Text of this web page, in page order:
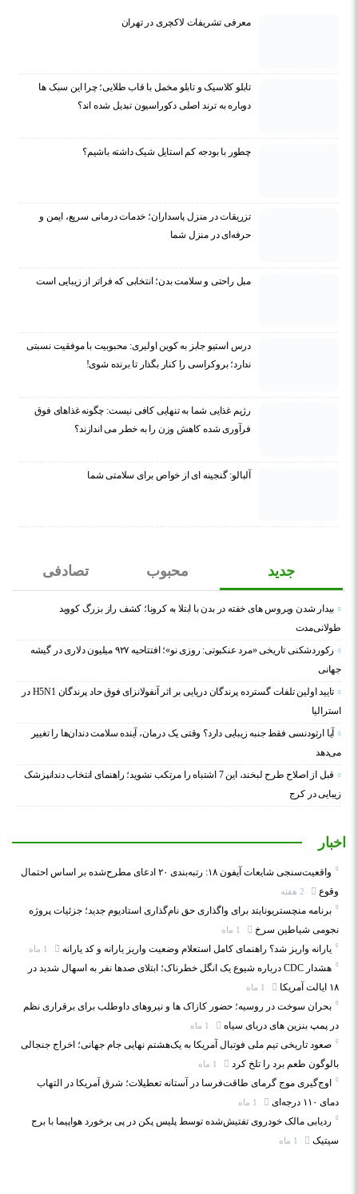
معرفی تشریفات لاکچری در تهران
تابلو کلاسیک و تابلو مخمل با قاب طلایی؛ چرا این سبک ها
دوباره به ترند اصلی دکوراسیون تبدیل شده اند؟
چطور با بودجه کم استایل شیک داشته باشیم؟
تزریقات در منزل پاسداران؛ خدمات درمانی سریع، ایمن و
حرفه‌ای در منزل شما
مبل راحتی و سلامت بدن؛ انتخابی که فراتر از زیبایی است
درس استیو جابز به کوین اولیری: محبوبیت با موفقیت نسبتی
ندارد؛ بروکراسی را کنار بگذار تا برنده شوی!
رژیم غذایی شما به تنهایی کافی نیست: چگونه غذاهای فوق
فرآوری شده کاهش وزن را به خطر می اندازند؟
آلبالو: گنجینه ای از خواص برای سلامتی شما
جدید محبوب تصادفی
بیدار شدن ویروس‌ های خفته در بدن با ابتلا به کرونا؛ کشف راز بزرگ کووید
طولانی‌مدت
رکوردشکنی تاریخی «مرد عنکبوتی: روزی نو»؛ افتتاحیه ۹۲۷ میلیون دلاری در گیشه
جهانی
تایید اولین تلفات گسترده پرندگان دریایی بر اثر آنفولانزای فوق حاد پرندگان H5N1 در
استرالیا
آیا ارتودنسی فقط جنبه زیبایی دارد؟ وقتی یک درمان، آینده سلامت دندان‌ها را تغییر
می‌دهد
قبل از اصلاح طرح لبخند، این 7 اشتباه را مرتکب نشوید؛ راهنمای انتخاب دندانپزشک
زیبایی در کرج
اخبار
واقعیت‌سنجی شایعات آیفون ۱۸: رتبه‌بندی ۲۰ ادعای مطرح‌شده بر اساس احتمال
وقوع
برنامه منچستریونایتد برای واگذاری حق نام‌گذاری استادیوم جدید؛ جزئیات پروژه
نجومی شیاطین سرخ
یارانه واریز شد؟ راهنمای کامل استعلام وضعیت واریز یارانه و کد یارانه
هشدار CDC درباره شیوع یک انگل خطرناک؛ ابتلای صدها نفر به اسهال شدید در
۱۸ ایالت آمریکا
بحران سوخت در روسیه؛ حضور کازاک‌ ها و نیروهای داوطلب برای برقراری نظم
در پمپ بنزین‌ های دریای سیاه
صعود تاریخی تیم ملی فوتبال آمریکا به یک‌هشتم نهایی جام جهانی؛ اخراج جنجالی
بالوگون طعم برد را تلخ کرد
اوج‌گیری موج گرمای طاقت‌فرسا در آستانه تعطیلات؛ شرق آمریکا در التهاب
دمای ۱۱۰ درجه‌ای
ردیابی مالک خودروی تفتیش‌شده توسط پلیس پکن در پی برخورد هواپیما با برج
سیتیک